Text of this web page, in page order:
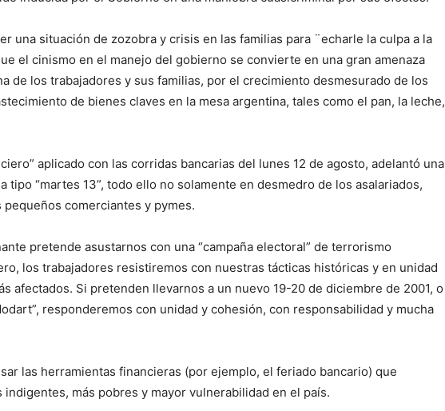
una situación de zozobra y crisis en las familias para ¨echarle la culpa a la
el cinismo en el manejo del gobierno se convierte en una gran amenaza
de los trabajadores y sus familias, por el crecimiento desmesurado de los
de bienes claves en la mesa argentina, tales como el pan, la leche,
aplicado con las corridas bancarias del lunes 12 de agosto, adelantó una
tipo “martes 13”, todo ello no solamente en desmedro de los asalariados,
comerciantes y pymes.
pretende asustarnos con una “campaña electoral” de terrorismo
los trabajadores resistiremos con nuestras tácticas históricas y en unidad
afectados. Si pretenden llevarnos a un nuevo 19-20 de diciembre de 2001, o
responderemos con unidad y cohesión, con responsabilidad y mucha
las herramientas financieras (por ejemplo, el feriado bancario) que
indigentes, más pobres y mayor vulnerabilidad en el país.